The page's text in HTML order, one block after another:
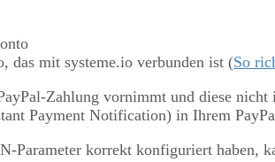
das mit systeme.io verbunden ist (So
Zahlung vornimmt und diese nicht
Payment Notification) in Ihrem
Parameter korrekt konfiguriert haben,